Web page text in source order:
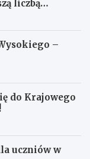
liczbą
–
do Krajowego
uczniów w